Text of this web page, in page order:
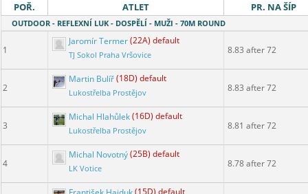
POŘ. ATLET PR. NA ŠÍP
OUTDOOR - REFLEXNÍ LUK - DOSPĚLÍ - MUŽI - 70M ROUND
1
Jaromír Termer(22A) default
TJ Sokol Praha Vršovice 8.83 after 72
2
Martin Bulíř(18D) default
Lukostřelba Prostějov 8.83 after 72
3
Michal Hlahůlek(16D) default
Lukostřelba Prostějov 8.81 after 72
4
Michal Novotný(25B) default
LK Votice 8.78 after 72